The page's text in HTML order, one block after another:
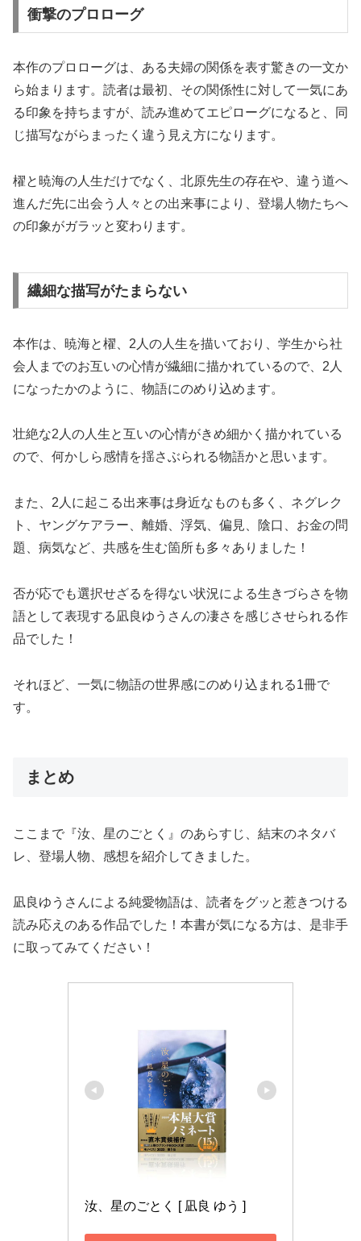
衝撃のプロローグ
本作のプロローグは、ある夫婦の関係を表す驚きの一文か
ら始まります。読者は最初、その関係性に対して一気にあ
る印象を持ちますが、読み進めてエピローグになると、同
じ描写ながらまったく違う見え方になります。
櫂と暁海の人生だけでなく、北原先生の存在や、違う道へ
進んだ先に出会う人々との出来事により、登場人物たちへ
の印象がガラッと変わります。
繊細な描写がたまらない
本作は、暁海と櫂、2人の人生を描いており、学生から社
会人までのお互いの心情が繊細に描かれているので、2人
になったかのように、物語にのめり込めます。
壮絶な2人の人生と互いの心情がきめ細かく描かれている
ので、何かしら感情を揺さぶられる物語かと思います。
また、2人に起こる出来事は身近なものも多く、ネグレク
ト、ヤングケアラー、離婚、浮気、偏見、陰口、お金の問
題、病気など、共感を生む箇所も多々ありました！
否が応でも選択せざるを得ない状況による生きづらさを物
語として表現する凪良ゆうさんの凄さを感じさせられる作
品でした！
それほど、一気に物語の世界感にのめり込まれる1冊で
す。
まとめ
ここまで『汝、星のごとく』のあらすじ、結末のネタバ
レ、登場人物、感想を紹介してきました。
凪良ゆうさんによる純愛物語は、読者をグッと惹きつける
読み応えのある作品でした！本書が気になる方は、是非手
に取ってみてください！
汝、星のごとく [ 凪良 ゆう ]